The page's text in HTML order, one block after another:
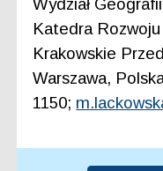
Wydział
Katedra
Krakowskie
Warszawa,
1150;